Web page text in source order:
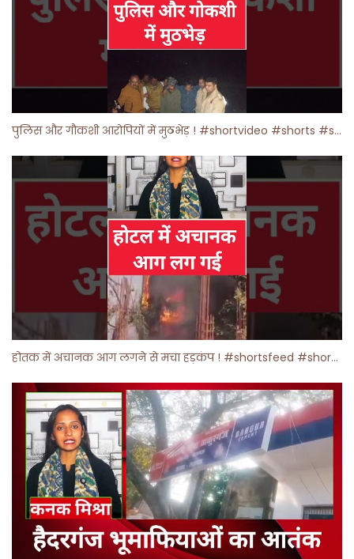
पुलिस और गौकशी आरोपियों में मुठभेड़ ! #shortvideo #shorts #shortsfeed
होतक में अचानक आग लगने से मचा हड़कंप ! #shortsfeed #shorts #viralshorts